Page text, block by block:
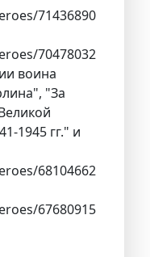
71436890
70478032
воина
"За
1945 гг." и
68104662
67680915